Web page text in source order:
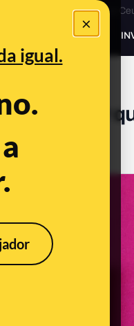
×
igual.
Especial Ceuta•Bulos
PREBUNKING
hacer